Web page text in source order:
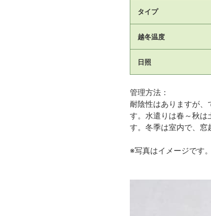
タイプ
越冬温度
日照
管理方法：
耐陰性はありますが、
す。水遣りは春～秋は
す。冬季は室内で、窓
※写真はイメージです。